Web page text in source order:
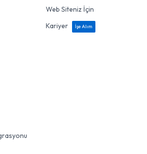
Web Siteniz İçin
Kariyer
İşe Alım